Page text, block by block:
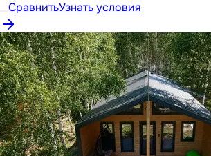
СравнитьУзнать условия